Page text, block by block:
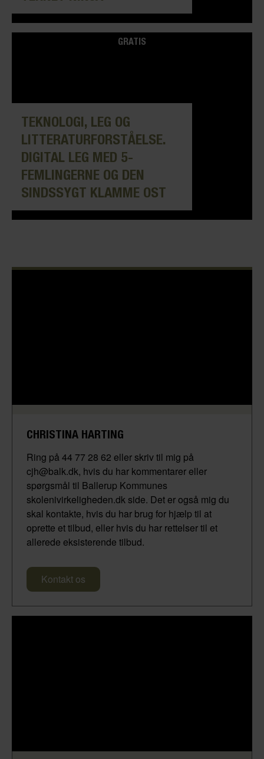
GRATIS
TEKNOLOGI, LEG OG
LITTERATURFORSTÅELSE.
DIGITAL LEG MED 5-
FEMLINGERNE OG DEN
SINDSSYGT KLAMME OST
CHRISTINA HARTING
Ring på 44 77 28 62 eller skriv til mig på
cjh@balk.dk, hvis du har kommentarer eller
spørgsmål til Ballerup Kommunes
skolenivirkeligheden.dk side. Det er også mig du
skal kontakte, hvis du har brug for hjælp til at
oprette et tilbud, eller hvis du har rettelser til et
allerede eksisterende tilbud.
Kontakt os